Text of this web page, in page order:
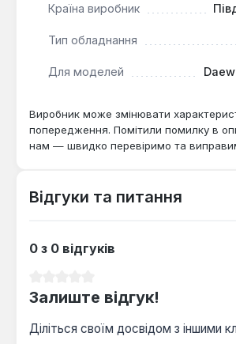
забезпечує оптимальну
мінімізує втрати тиску в контурі
Цей фільтр рекомендований для
Gasboiler як обов'язковий елемент
технічного стану обладнання. Він
актуальний для об'єктів з
Країна виробник
Тип обладнання
Для моделей
Виробник може змінювати
попередження. Помітили помилку в
нам — швидко перевіримо та
Відгуки та питання
0 з 0 відгуків
Залиште відгук!
Діліться своїм досвідом з іншими